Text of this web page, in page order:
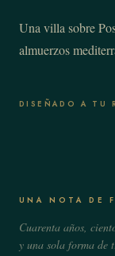
Una villa sobre
almuerzos
DISEÑADO A TU
UNA NOTA DE
Cuarenta años,
y una sola forma de